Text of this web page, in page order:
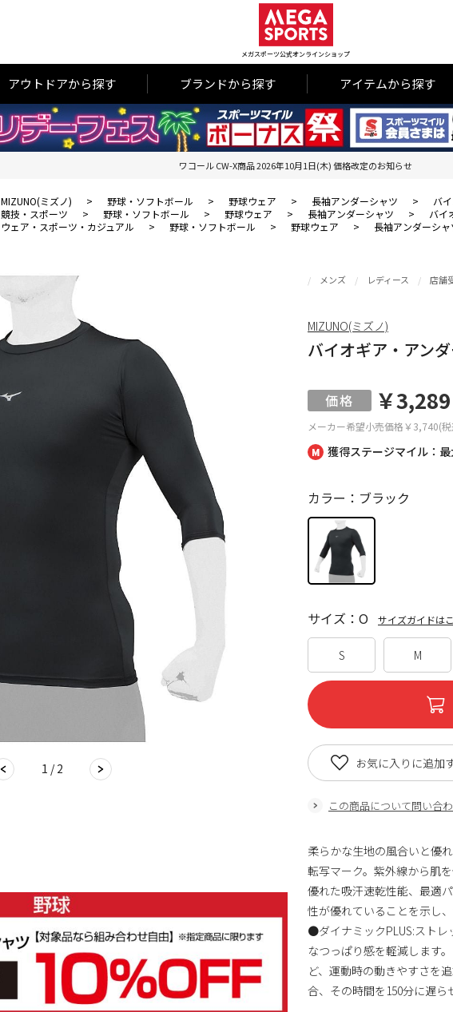
メガスポーツ公式オンラインショップ
アウトドアから探す ブランドから探す アイテムから探す
ワコール CW-X商品 2026年10月1日(木) 価格改定のお知らせ
MIZUNO(ミズノ) > 野球・ソフトボール > 野球ウェア > 長袖アンダーシャツ >
バ
競技・スポーツ > 野球・ソフトボール > 野球ウェア > 長袖アンダーシャツ >
バイ
ウェア・スポーツ・カジュアル > 野球・ソフトボール > 野球ウェア > 長袖アンダーシャ
1 / 2
獲得ステージマイル：
メンズ レディース 店舗
バイオギア・アン
メーカー希望小売価格￥3,740(
￥3,289
カラー：ブラック
S M
サイズ：O サイズガイドは
この商品について問い合
お気に入りに追加
MIZUNO(ミズノ)
柔らかな生地の風合いと優
転写マーク。紫外線から肌
優れた吸汗速乾性能、最適
性が優れていることを示し
●ダイナミックPLUS:スト
なつっぱり感を軽減します
ど、運動時の動きやすさを
合、その時間を150分に遅ら